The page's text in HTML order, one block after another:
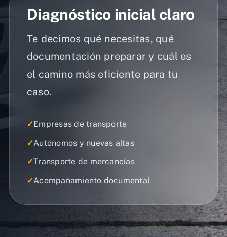
Diagnóstico inicial claro
Te decimos qué necesitas, qué
documentación preparar y cuál es
el camino más eficiente para tu
caso.
✓Empresas de transporte
✓Autónomos y nuevas altas
✓Transporte de mercancías
✓Acompañamiento documental